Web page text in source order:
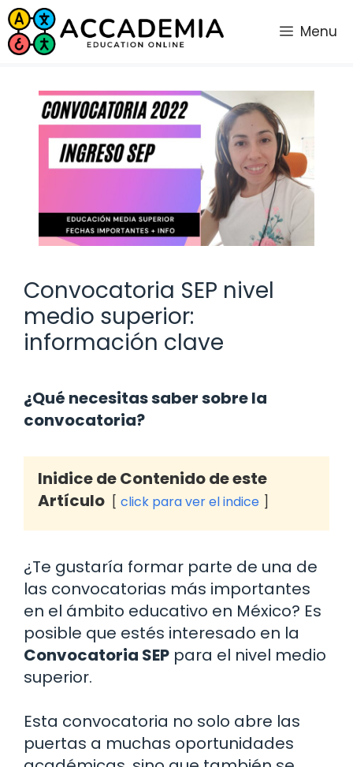
Saltar
al
contenido
Menu
Convocatoria SEP nivel
medio superior:
información clave
¿Qué necesitas saber sobre la
convocatoria?
Inidice de Contenido de este
Artículo
click para ver el indice
¿Te gustaría formar parte de una de
las convocatorias más importantes
en el ámbito educativo en México? Es
posible que estés interesado en la
Convocatoria SEP para el nivel medio
superior.
Esta convocatoria no solo abre las
puertas a muchas oportunidades